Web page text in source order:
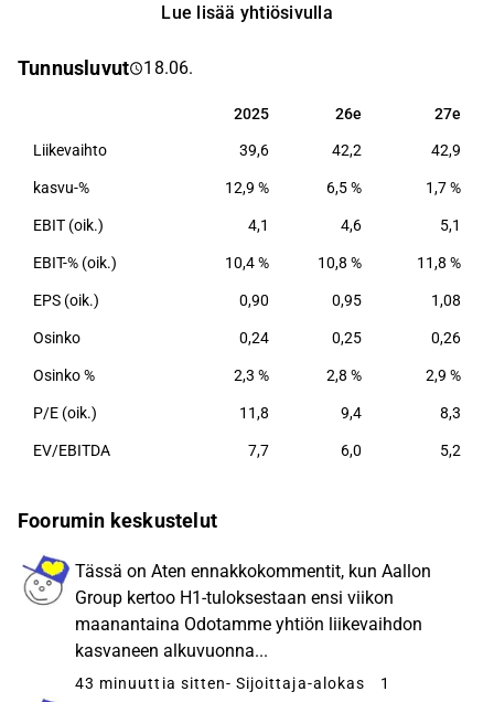
osaaminen ja asiantuntemus paikallisella palvelulla.
suurimpien tilitoimistojen joukkoon. Aallon Group
Lue lisää yhtiösivulla
Tunnusluvut 18.06.
2025 26e 27e
2025 26e 27e
Liikevaihto 39,6 42,2 42,9
kasvu-% 12,9 % 6,5 % 1,7 %
EBIT (oik.) 4,1 4,6 5,1
EBIT-% (oik.) 10,4 % 10,8 % 11,8 %
EPS (oik.) 0,90 0,95 1,08
Osinko 0,24 0,25 0,26
Osinko % 2,3 % 2,8 % 2,9 %
P/E (oik.) 11,8 9,4 8,3
EV/EBITDA 7,7 6,0 5,2
Foorumin keskustelut
Tässä on Aten ennakkokommentit, kun Aallon
Group kertoo H1-tuloksestaan ensi viikon
maanantaina Odotamme yhtiön liikevaihdon
kasvaneen alkuvuonna...
43 minuuttia sitten- Sijoittaja-alokas 1